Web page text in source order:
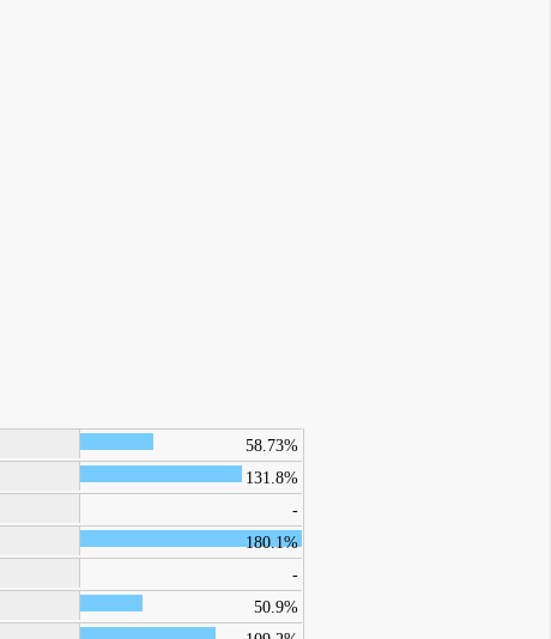
58.73%
131.8%
-
180.1%
-
50.9%